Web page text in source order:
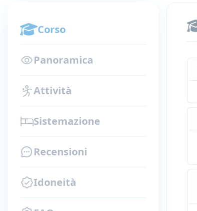
Corso
Panoramica
Attività
Sistemazione
Recensioni
Idoneità